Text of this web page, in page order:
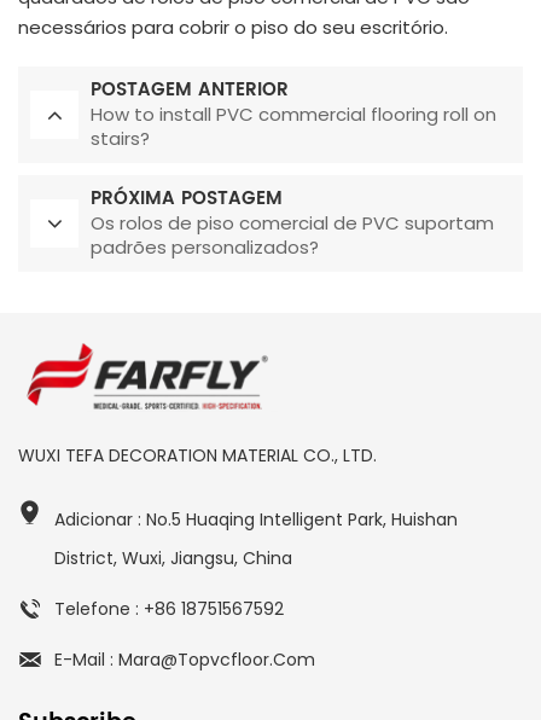
necessários para cobrir o piso do seu escritório.
POSTAGEM ANTERIOR
How to install PVC commercial flooring roll on
stairs?
PRÓXIMA POSTAGEM
Os rolos de piso comercial de PVC suportam
padrões personalizados?
WUXI TEFA DECORATION MATERIAL CO., LTD.
Adicionar : No.5 Huaqing Intelligent Park, Huishan
District, Wuxi, Jiangsu, China
Telefone : +86 18751567592
E-Mail : Mara@topvcfloor.com